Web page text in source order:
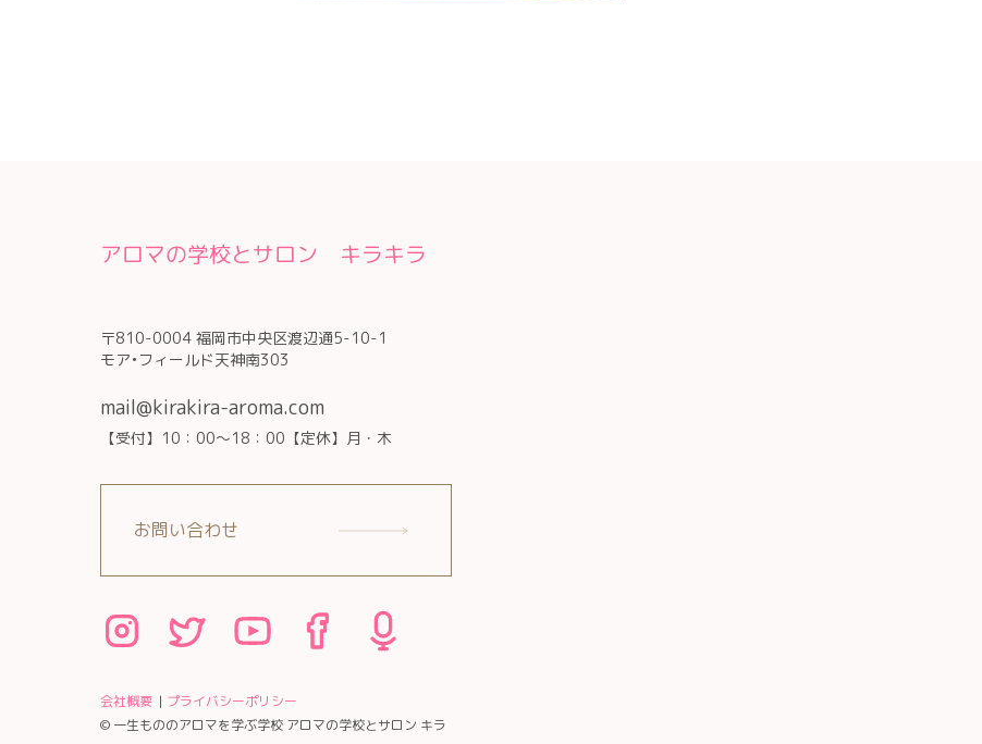
アロマの学校とサロン キラキラ
〒810-0004 福岡市中央区渡辺通5-10-1
モア•フィールド天神南303
mail@kirakira-aroma.com
【受付】10：00～18：00【定休】月・木
お問い合わせ
会社概要
プライバシーポリシー
© 一生もののアロマを学ぶ学校 アロマの学校とサロン キラ